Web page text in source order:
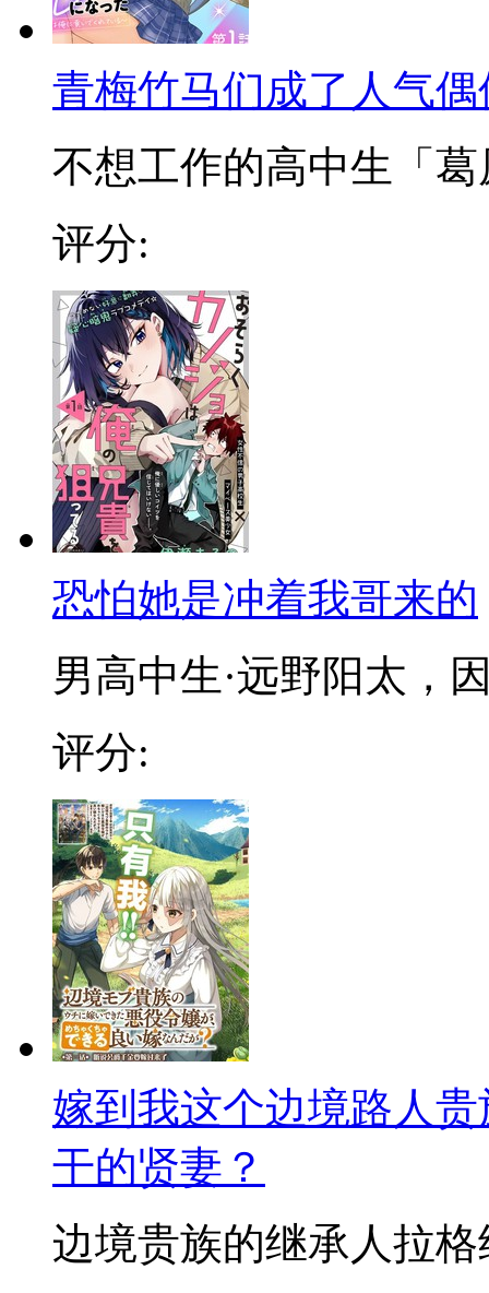
青梅竹马们成了人气
不想工作的高中生「葛
评分:
恐怕她是冲着我哥来的
男高中生·远野阳太，
评分:
嫁到我这个边境路人
干的贤妻？
边境贵族的继承人拉格